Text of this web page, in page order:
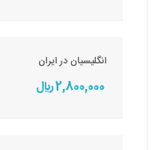
انگلیسیان در ایران
2,800,000 ريال